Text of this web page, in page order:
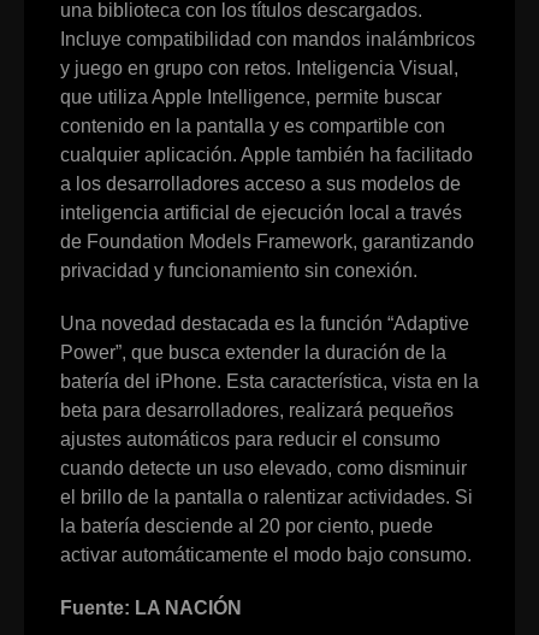
una biblioteca con los títulos descargados.
Incluye compatibilidad con mandos inalámbricos
y juego en grupo con retos. Inteligencia Visual,
que utiliza Apple Intelligence, permite buscar
contenido en la pantalla y es compartible con
cualquier aplicación. Apple también ha facilitado
a los desarrolladores acceso a sus modelos de
inteligencia artificial de ejecución local a través
de Foundation Models Framework, garantizando
privacidad y funcionamiento sin conexión.
Una novedad destacada es la función “Adaptive
Power”, que busca extender la duración de la
batería del iPhone. Esta característica, vista en la
beta para desarrolladores, realizará pequeños
ajustes automáticos para reducir el consumo
cuando detecte un uso elevado, como disminuir
el brillo de la pantalla o ralentizar actividades. Si
la batería desciende al 20 por ciento, puede
activar automáticamente el modo bajo consumo.
Fuente: LA NACIÓN